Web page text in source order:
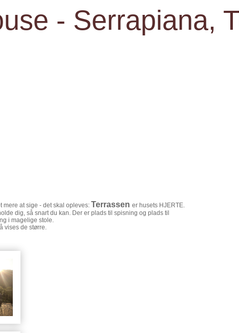
- Serrapiana,
mere at sige - det skal opleves: Terrassen er husets HJERTE.
dig, så snart du kan. Der er plads til spisning og plads til
i magelige stole.
vises de større.